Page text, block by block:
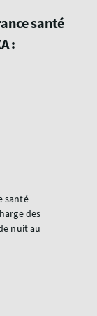
santé
:
santé
des
nuit au